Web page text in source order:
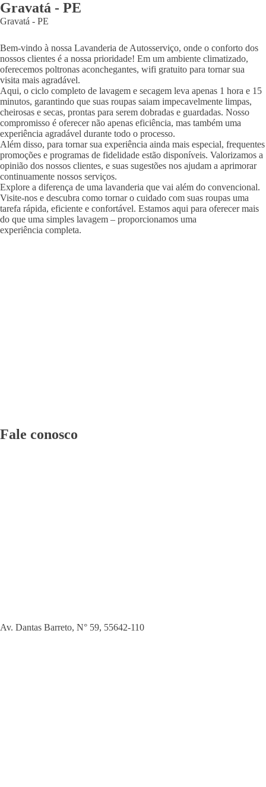
Gravatá - PE
Gravatá - PE
Bem-vindo à nossa Lavanderia de Autosserviço, onde o conforto dos
nossos clientes é a nossa prioridade! Em um ambiente climatizado,
oferecemos poltronas aconchegantes, wifi gratuito para tornar sua
visita mais agradável.
Aqui, o ciclo completo de lavagem e secagem leva apenas 1 hora e 15
minutos, garantindo que suas roupas saiam impecavelmente limpas,
cheirosas e secas, prontas para serem dobradas e guardadas. Nosso
compromisso é oferecer não apenas eficiência, mas também uma
experiência agradável durante todo o processo.
Além disso, para tornar sua experiência ainda mais especial, frequentes
promoções e programas de fidelidade estão disponíveis. Valorizamos a
opinião dos nossos clientes, e suas sugestões nos ajudam a aprimorar
continuamente nossos serviços.
Explore a diferença de uma lavanderia que vai além do convencional.
Visite-nos e descubra como tornar o cuidado com suas roupas uma
tarefa rápida, eficiente e confortável. Estamos aqui para oferecer mais
do que uma simples lavagem – proporcionamos uma
experiência completa.
Fale conosco
Av. Dantas Barreto, N° 59, 55642-110